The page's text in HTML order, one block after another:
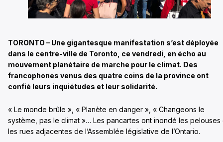
TORONTO – Une gigantesque manifestation s’est déployée
dans le centre-ville de Toronto, ce vendredi, en écho au
mouvement planétaire de marche pour le climat. Des
francophones venus des quatre coins de la province ont
confié leurs inquiétudes et leur solidarité.
« Le monde brûle », « Planète en danger », « Changeons le
système, pas le climat »… Les pancartes ont inondé les pelouses
les rues adjacentes de l’Assemblée législative de l’Ontario.